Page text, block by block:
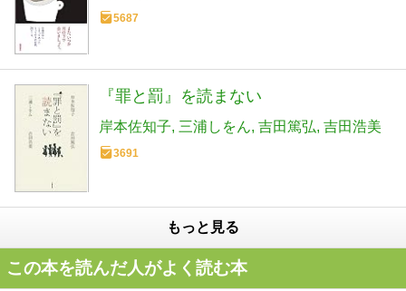
5687
『罪と罰』を読まない
岸本佐知子 三浦しをん 吉田篤弘 吉田浩美
3691
もっと見る
この本を読んだ人がよく読む本